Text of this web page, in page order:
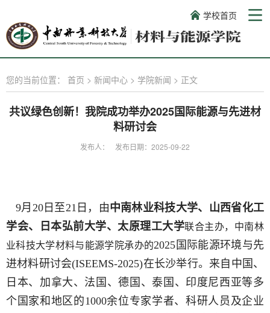
学校首页
您的当前位置： 首页 > 新闻中心 > 学院新闻 > 正文
共议绿色创新！我院成功举办2025国际能源与先进材
料研讨会
发布人： 发布日期：2025-09-22
9月20日至21日，由中南林业科技大学、山西省化工
学会、日本弘前大学、太原理工大学联合主办，中南林
业科技大学材料与能源学院承办的2025国际能源环境与先
进材料研讨会(ISEEMS-2025)在长沙举行。来自中国、
日本、加拿大、法国、德国、泰国、印度尼西亚等多
个国家和地区的1000余位专家学者、科研人员及企业